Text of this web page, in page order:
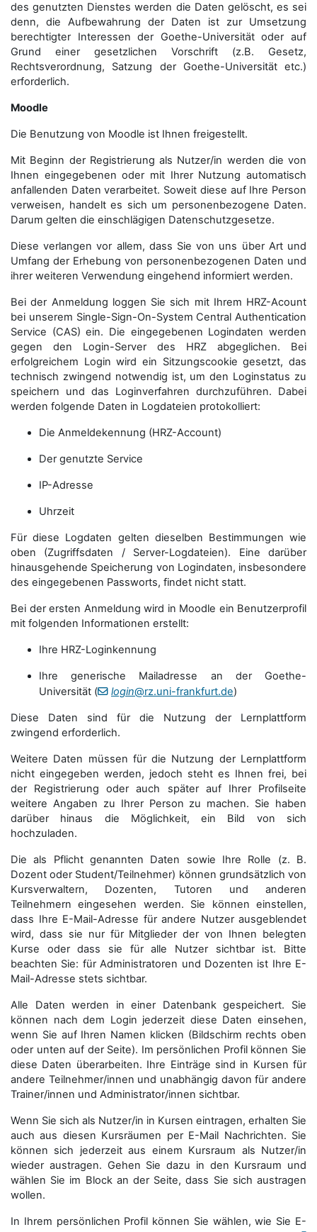
des genutzten Dienstes werden die Daten gelöscht, es sei
denn, die Aufbewahrung der Daten ist zur Umsetzung
berechtigter Interessen der Goethe-Universität oder auf
Grund einer gesetzlichen Vorschrift (z.B. Gesetz,
Rechtsverordnung, Satzung der Goethe-Universität etc.)
erforderlich.
Moodle
Die Benutzung von Moodle ist Ihnen freigestellt.
Mit Beginn der Registrierung als Nutzer/in werden die von
Ihnen eingegebenen oder mit Ihrer Nutzung automatisch
anfallenden Daten verarbeitet. Soweit diese auf Ihre Person
verweisen, handelt es sich um personenbezogene Daten.
Darum gelten die einschlägigen Datenschutzgesetze.
Diese verlangen vor allem, dass Sie von uns über Art und
Umfang der Erhebung von personenbezogenen Daten und
ihrer weiteren Verwendung eingehend informiert werden.
Bei der Anmeldung loggen Sie sich mit Ihrem HRZ-Acount
bei unserem Single-Sign-On-System Central Authentication
Service (CAS) ein. Die eingegebenen Logindaten werden
gegen den Login-Server des HRZ abgeglichen. Bei
erfolgreichem Login wird ein Sitzungscookie gesetzt, das
technisch zwingend notwendig ist, um den Loginstatus zu
speichern und das Loginverfahren durchzuführen. Dabei
werden folgende Daten in Logdateien protokolliert:
Die Anmeldekennung (HRZ-Account)
Der genutzte Service
IP-Adresse
Uhrzeit
Für diese Logdaten gelten dieselben Bestimmungen wie
oben (Zugriffsdaten / Server-Logdateien). Eine darüber
hinausgehende Speicherung von Logindaten, insbesondere
des eingegebenen Passworts, findet nicht statt.
Bei der ersten Anmeldung wird in Moodle ein Benutzerprofil
mit folgenden Informationen erstellt:
Ihre HRZ-Loginkennung
Ihre generische Mailadresse an der Goethe-
Universität (
login@rz.uni-frankfurt.de)
Diese Daten sind für die Nutzung der Lernplattform
zwingend erforderlich.
Weitere Daten müssen für die Nutzung der Lernplattform
nicht eingegeben werden, jedoch steht es Ihnen frei, bei
der Registrierung oder auch später auf Ihrer Profilseite
weitere Angaben zu Ihrer Person zu machen. Sie haben
darüber hinaus die Möglichkeit, ein Bild von sich
hochzuladen.
Die als Pflicht genannten Daten sowie Ihre Rolle (z. B.
Dozent oder Student/Teilnehmer) können grundsätzlich von
Kursverwaltern, Dozenten, Tutoren und anderen
Teilnehmern eingesehen werden. Sie können einstellen,
dass Ihre E-Mail-Adresse für andere Nutzer ausgeblendet
wird, dass sie nur für Mitglieder der von Ihnen belegten
Kurse oder dass sie für alle Nutzer sichtbar ist. Bitte
beachten Sie: für Administratoren und Dozenten ist Ihre E-
Mail-Adresse stets sichtbar.
Alle Daten werden in einer Datenbank gespeichert. Sie
können nach dem Login jederzeit diese Daten einsehen,
wenn Sie auf Ihren Namen klicken (Bildschirm rechts oben
oder unten auf der Seite). Im persönlichen Profil können Sie
diese Daten überarbeiten. Ihre Einträge sind in Kursen für
andere Teilnehmer/innen und unabhängig davon für andere
Trainer/innen und Administrator/innen sichtbar.
Wenn Sie sich als Nutzer/in in Kursen eintragen, erhalten Sie
auch aus diesen Kursräumen per E-Mail Nachrichten. Sie
können sich jederzeit aus einem Kursraum als Nutzer/in
wieder austragen. Gehen Sie dazu in den Kursraum und
wählen Sie im Block an der Seite, dass Sie sich austragen
wollen.
In Ihrem persönlichen Profil können Sie wählen, wie Sie E-